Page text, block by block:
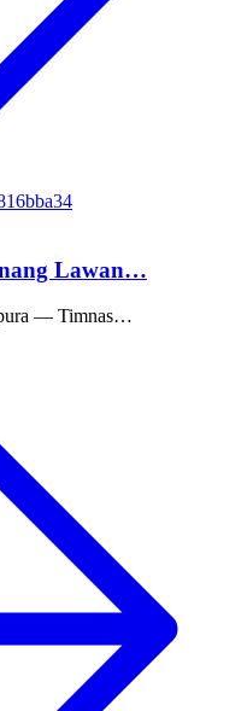
Lawan…
— Timnas…